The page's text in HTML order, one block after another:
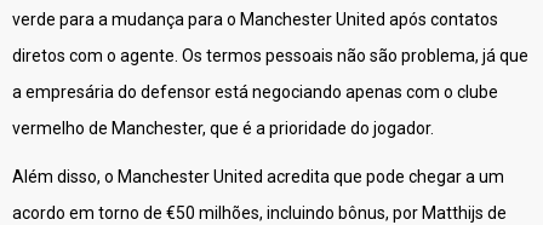
verde para a mudança para o Manchester United após contatos
diretos com o agente. Os termos pessoais não são problema, já que
a empresária do defensor está negociando apenas com o clube
vermelho de Manchester, que é a prioridade do jogador.
Além disso, o Manchester United acredita que pode chegar a um
acordo em torno de €50 milhões, incluindo bônus, por Matthijs de